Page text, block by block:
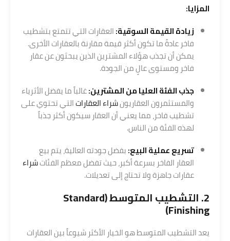
المزايا:
زيادة القيمة السوقية:العقارات التي تتمتع بتشطيب
فاخر عادةً ما تكون أكثر قيمة مقارنة بالعقارات الأخرى.
يمكن أن تجذب هؤلاء المشترين الذين يبحثون عن عقار
فاخر ومستوى عالٍ من الجودة.
جذب الفئة العليا من المشترين:غالباً ما يفضل الأثرياء
والمستثمرون العقاريونشراء العقاراتالتي تحتوي على
تشطيب فاخر، مما يعني أن العقار سيكون أكثر جذباً
لهذه الفئة من الناس.
تسريع عملية البيع:بفضل جودته العالية، يتم بيع
العقار الفاخر بسرعة أكبر، حيث تفضل معظم الفئاتشراء
عقارات جاهزة ولا تحتاج إلى تعديلات.
2. التشطيب المتوسط (Standard
Finishing)
يعد التشطيب المتوسط هو الخيار الأكثر شيوعاً بين العقارات